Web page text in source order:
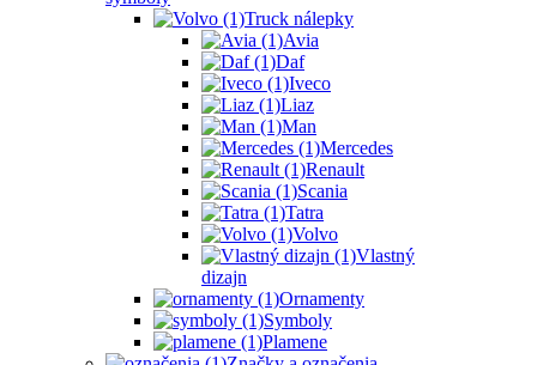
Truck nálepky
Avia
Daf
Iveco
Liaz
Man
Mercedes
Renault
Scania
Tatra
Volvo
Vlastný
dizajn
Ornamenty
Symboly
Plamene